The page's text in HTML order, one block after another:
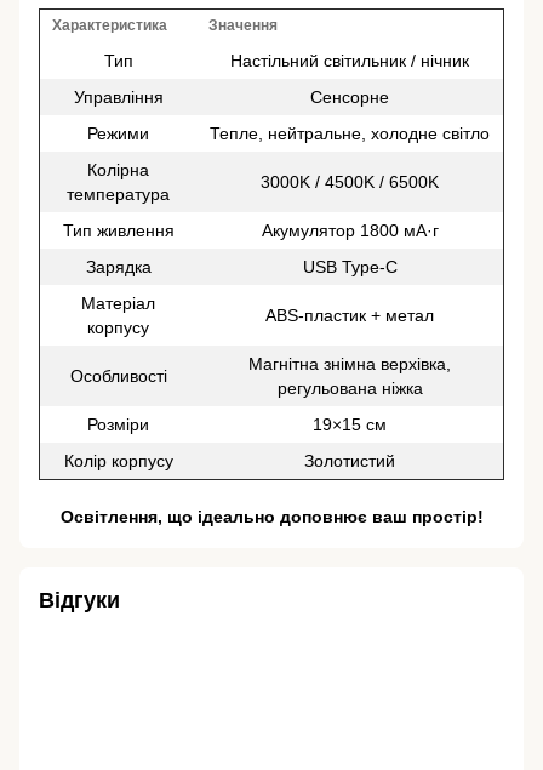
Характеристика Значення
Тип
Настільний світильник / нічник
Управління
Сенсорне
Режими
Тепле, нейтральне, холодне світло
Колірна
температура
3000K / 4500K / 6500K
Тип живлення
Акумулятор 1800 мА·г
Зарядка
USB Type-C
Матеріал
корпусу
ABS-пластик + метал
Особливості
Магнітна знімна верхівка,
регульована ніжка
Розміри
19×15 см
Колір корпусу
Золотистий
Освітлення, що ідеально доповнює ваш простір!
Відгуки